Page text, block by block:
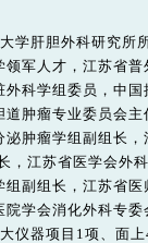
学肝胆外科研究所
领军人才，江苏省普
外科学组委员，中国
道肿瘤专业委员会主
泌肿瘤学组副组长，
，江苏省医学会外
副组长，江苏省医
学会消化外科专委
仪器项目1项、面